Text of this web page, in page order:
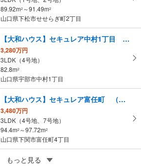
89.92m2 ～91.49m2
山口県下松市せせらぎ町2丁目
【大和ハウス】セキュレア中村1丁目 （分譲住宅）
3,280万円
3LDK（4号地）
82.8m2
山口県宇部市中村1丁目
【大和ハウス】セキュレア富任町 （分譲住宅）
3,480万円
3LDK（4号地、7号地）
94.4m2 ～97.72m2
山口県下関市富任町4丁目
成約でもらえる
もっと見る